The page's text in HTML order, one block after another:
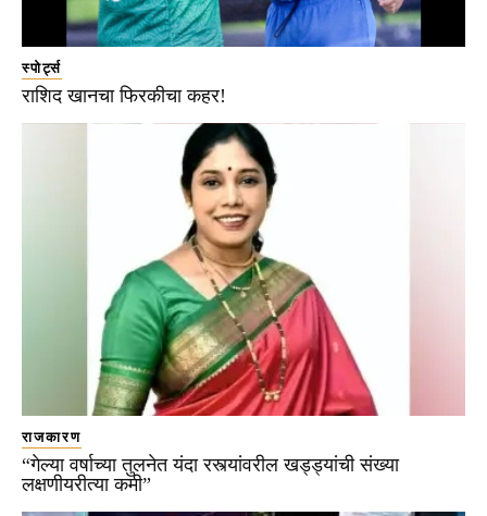
स्पोर्ट्स
राशिद खानचा फिरकीचा कहर!
राजकारण
“गेल्या वर्षाच्या तुलनेत यंदा रस्त्यांवरील खड्ड्यांची संख्या
लक्षणीयरीत्या कमी”